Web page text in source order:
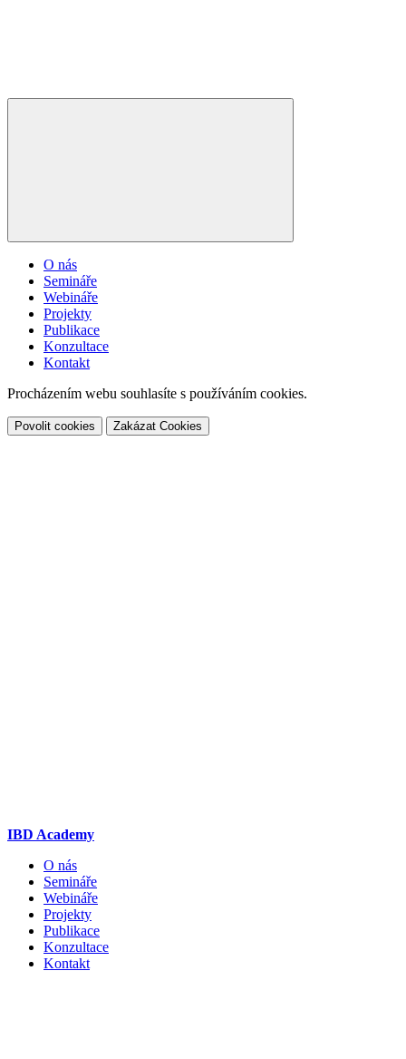
O nás
Semináře
Webináře
Projekty
Publikace
Konzultace
Kontakt
Procházením webu souhlasíte s používáním cookies.
Povolit cookies Zakázat Cookies
IBD Academy
O nás
Semináře
Webináře
Projekty
Publikace
Konzultace
Kontakt